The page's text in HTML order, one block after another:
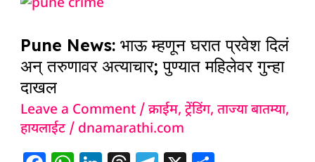
o
k
p
Pune News: भाऊ म्हणून घरात प्रवेश दिलं
अन् तरुणावर अत्याचार; पुण्यात महिलेवर गुन्हा
दाखल
Leave a Comment /क्राईम,ट्रेंडिंग,ताज्या बातम्या,
हायलाईट/ dnamarathi.com
भाऊ
म्हणून
घरात
प्रवेश
दिलं
अन्